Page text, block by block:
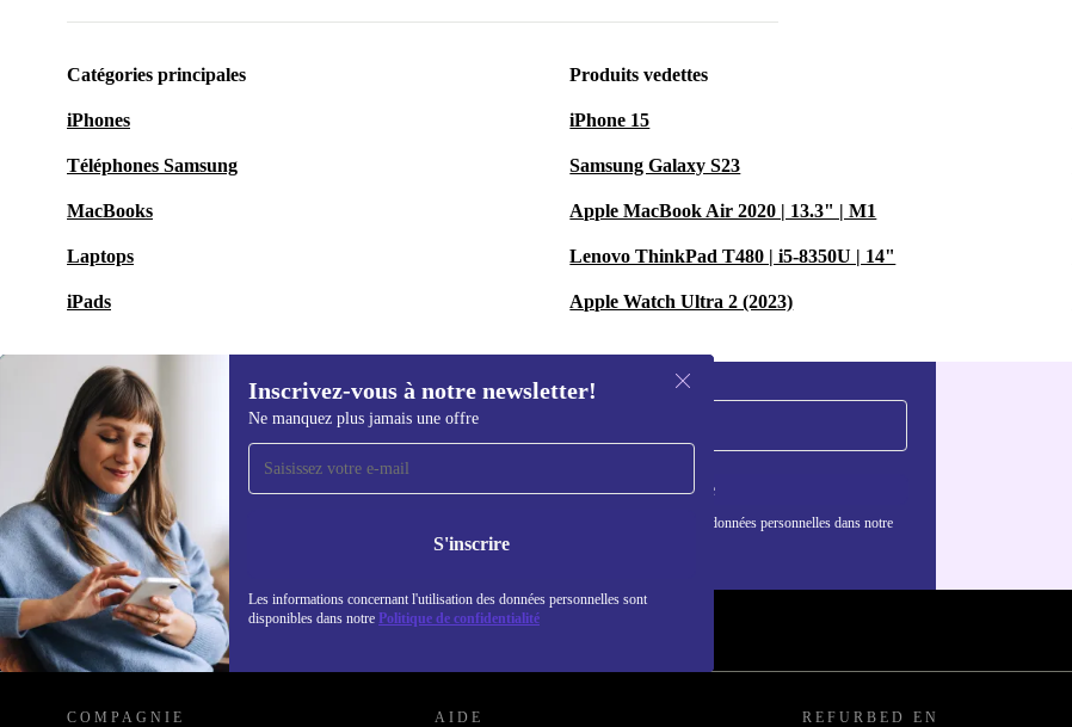
Catégories principales
iPhones
Téléphones Samsung
MacBooks
Laptops
iPads
Produits vedettes
iPhone 15
Samsung Galaxy S23
Apple MacBook Air 2020 | 13.3" | M1
Lenovo ThinkPad T480 | i5-8350U | 14"
Apple Watch Ultra 2 (2023)
Inscrivez-vous à notre newsletter!
Ne manquez plus jamais une offre
S'inscrire
Les informations concernant l'utilisation des données personnelles sont
disponibles dans notre Politique de confidentialité
Recevoir offres et infos de
refurbed par mail
Ne manquez plus aucune offre.
S'inscrire
Retrouvez les informations sur l'utilisation des données personnelles dans notre
politique de confidentialité
REFURBED LUXEMBOURG - RETHINK NEW.
COMPAGNIE AIDE REFURBED EN